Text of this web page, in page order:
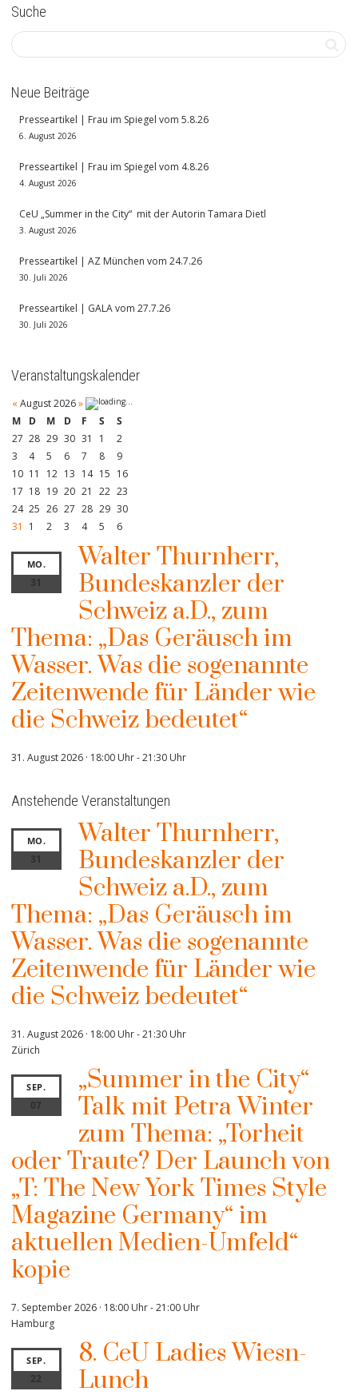
Suche
Neue Beiträge
Presseartikel | Frau im Spiegel vom 5.8.26
6. August 2026
Presseartikel | Frau im Spiegel vom 4.8.26
4. August 2026
CeU „Summer in the City“ mit der Autorin Tamara Dietl
3. August 2026
Presseartikel | AZ München vom 24.7.26
30. Juli 2026
Presseartikel | GALA vom 27.7.26
30. Juli 2026
Veranstaltungskalender
« August 2026»
M
D M D F S
S
27 28 29 30 31 1
2
3
4 5 6 7 8
9
10 11 12 13 14 15 16
17 18 19 20 21 22 23
24 25 26 27 28 29 30
31
1 2 3 4 5 6
MO.
31
Walter Thurnherr,
Bundeskanzler der
Schweiz a.D., zum
Thema: „Das Geräusch im
Wasser. Was die sogenannte
Zeitenwende für Länder wie
die Schweiz bedeutet“
31. August 2026 · 18:00 Uhr-21:30 Uhr
Anstehende Veranstaltungen
MO.
31
Walter Thurnherr,
Bundeskanzler der
Schweiz a.D., zum
Thema: „Das Geräusch im
Wasser. Was die sogenannte
Zeitenwende für Länder wie
die Schweiz bedeutet“
31. August 2026 · 18:00 Uhr-21:30 Uhr
Zürich
SEP.
07
„Summer in the City“
Talk mit Petra Winter
zum Thema: „Torheit
oder Traute? Der Launch von
„T: The New York Times Style
Magazine Germany“ im
aktuellen Medien-Umfeld“
kopie
7. September 2026 · 18:00 Uhr-21:00 Uhr
Hamburg
SEP.
22
8. CeU Ladies Wiesn-
Lunch